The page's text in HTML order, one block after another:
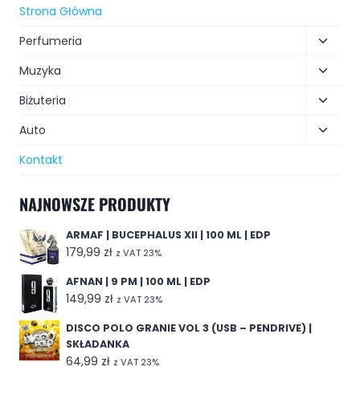
Strona Główna
Perfumeria
Muzyka
Biżuteria
Auto
Kontakt
NAJNOWSZE PRODUKTY
ARMAF | BUCEPHALUS XII | 100 ML | EDP
179,99 zł z VAT 23%
AFNAN | 9 PM | 100 ML | EDP
149,99 zł z VAT 23%
DISCO POLO GRANIE VOL 3 (USB – PENDRIVE) |
SKŁADANKA
64,99 zł z VAT 23%